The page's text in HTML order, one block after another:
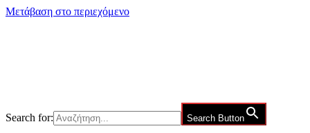
Μετάβαση στο περιεχόμενο
Search for: Search Button